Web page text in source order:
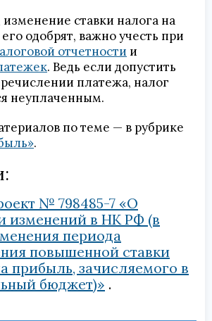
ставки налога на
одобрят, важно учесть при
отчетности и
. Ведь если допустить
платежа, налог
неуплаченным.
по теме — в рубрике
.
№ 798485-7 «О
изменений в НК РФ (в
периода
повышенной ставки
прибыль, зачисляемого в
бюджет)»